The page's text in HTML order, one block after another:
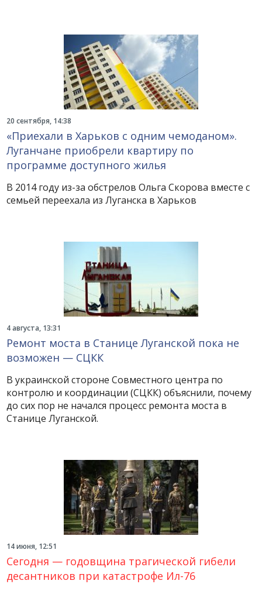
20 сентября, 14:38
«Приехали в Харьков с одним чемоданом».
Луганчане приобрели квартиру по
программе доступного жилья
В 2014 году из-за обстрелов Ольга Скорова вместе с
семьей переехала из Луганска в Харьков
4 августа, 13:31
Ремонт моста в Станице Луганской пока не
возможен — СЦКК
В украинской стороне Совместного центра по
контролю и координации (СЦКК) объяснили, почему
до сих пор не начался процесс ремонта моста в
Станице Луганской.
14 июня, 12:51
Сегодня — годовщина трагической гибели
десантников при катастрофе Ил-76